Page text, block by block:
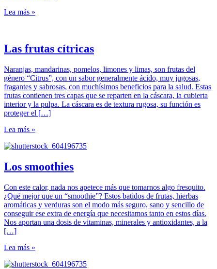
Lea más »
Las frutas cítricas
Naranjas, mandarinas, pomelos, limones y limas, son frutas del
género “Citrus”, con un sabor generalmente ácido, muy jugosas,
fragantes y sabrosas, con muchísimos beneficios para la salud. Estas
frutas contienen tres capas que se reparten en la cáscara, la cubierta
interior y la pulpa. La cáscara es de textura rugosa, su función es
proteger el […]
Lea más »
Los smoothies
Con este calor, nada nos apetece más que tomarnos algo fresquito.
¿Qué mejor que un “smoothie”? Estos batidos de frutas, hierbas
aromáticas y verduras son el modo más seguro, sano y sencillo de
conseguir ese extra de energía que necesitamos tanto en estos días.
Nos aportan una dosis de vitaminas, minerales y antioxidantes, a la
[…]
Lea más »